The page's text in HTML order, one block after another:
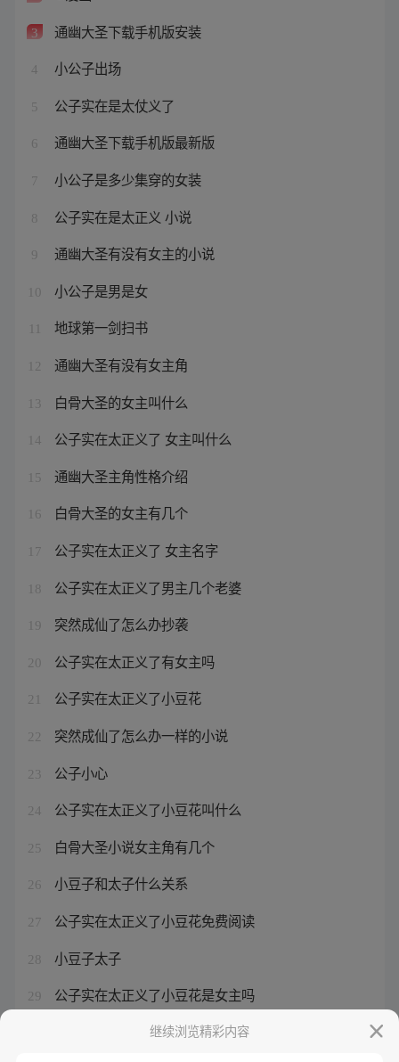
3 通幽大圣下载手机版安装
4 小公子出场
5 公子实在是太仗义了
6 通幽大圣下载手机版最新版
7 小公子是多少集穿的女装
8 公子实在是太正义 小说
9 通幽大圣有没有女主的小说
10 小公子是男是女
地球第一剑扫书
12 通幽大圣有没有女主角
13 白骨大圣的女主叫什么
14 公子实在太正义了 女主叫什么
15 通幽大圣主角性格介绍
16 白骨大圣的女主有几个
17 公子实在太正义了 女主名字
18 公子实在太正义了男主几个老婆
19 突然成仙了怎么办抄袭
20 公子实在太正义了有女主吗
21 公子实在太正义了小豆花
22 突然成仙了怎么办一样的小说
23 公子小心
24 公子实在太正义了小豆花叫什么
25 白骨大圣小说女主角有几个
26 小豆子和太子什么关系
27 公子实在太正义了小豆花免费阅读
28 小豆子太子
29 公子实在太正义了小豆花是女主吗
通幽大圣人物介绍图片继续浏览精彩内容